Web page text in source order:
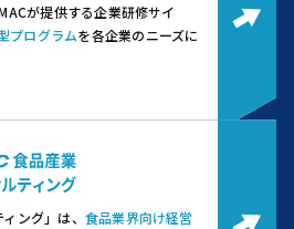
が提供する企業研修サイ
プログラムを各企業のニーズに
ング」は、 食品業界向け経営